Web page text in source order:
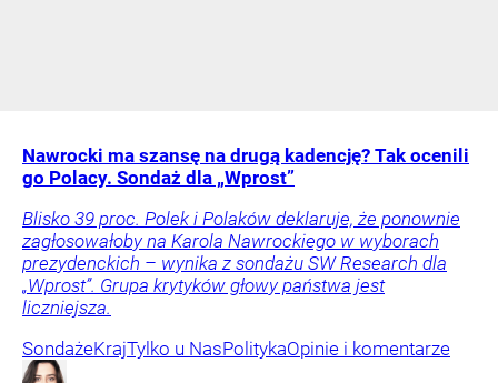
Nawrocki ma szansę na drugą kadencję? Tak ocenili
go Polacy. Sondaż dla „Wprost”
Blisko 39 proc. Polek i Polaków deklaruje, że ponownie
zagłosowałoby na Karola Nawrockiego w wyborach
prezydenckich – wynika z sondażu SW Research dla
„Wprost”. Grupa krytyków głowy państwa jest
liczniejsza.
SondażeKrajTylko u NasPolitykaOpinie i komentarze